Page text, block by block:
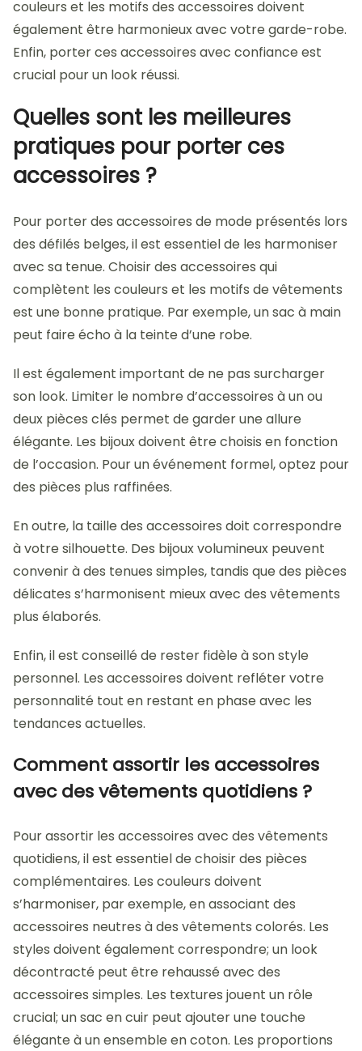
couleurs et les motifs des accessoires doivent
également être harmonieux avec votre garde-robe.
Enfin, porter ces accessoires avec confiance est
crucial pour un look réussi.
Quelles sont les meilleures
pratiques pour porter ces
accessoires ?
Pour porter des accessoires de mode présentés lors
des défilés belges, il est essentiel de les harmoniser
avec sa tenue. Choisir des accessoires qui
complètent les couleurs et les motifs de vêtements
est une bonne pratique. Par exemple, un sac à main
peut faire écho à la teinte d’une robe.
Il est également important de ne pas surcharger
son look. Limiter le nombre d’accessoires à un ou
deux pièces clés permet de garder une allure
élégante. Les bijoux doivent être choisis en fonction
de l’occasion. Pour un événement formel, optez pour
des pièces plus raffinées.
En outre, la taille des accessoires doit correspondre
à votre silhouette. Des bijoux volumineux peuvent
convenir à des tenues simples, tandis que des pièces
délicates s’harmonisent mieux avec des vêtements
plus élaborés.
Enfin, il est conseillé de rester fidèle à son style
personnel. Les accessoires doivent refléter votre
personnalité tout en restant en phase avec les
tendances actuelles.
Comment assortir les accessoires
avec des vêtements quotidiens ?
Pour assortir les accessoires avec des vêtements
quotidiens, il est essentiel de choisir des pièces
complémentaires. Les couleurs doivent
s’harmoniser, par exemple, en associant des
accessoires neutres à des vêtements colorés. Les
styles doivent également correspondre; un look
décontracté peut être rehaussé avec des
accessoires simples. Les textures jouent un rôle
crucial; un sac en cuir peut ajouter une touche
élégante à un ensemble en coton. Les proportions